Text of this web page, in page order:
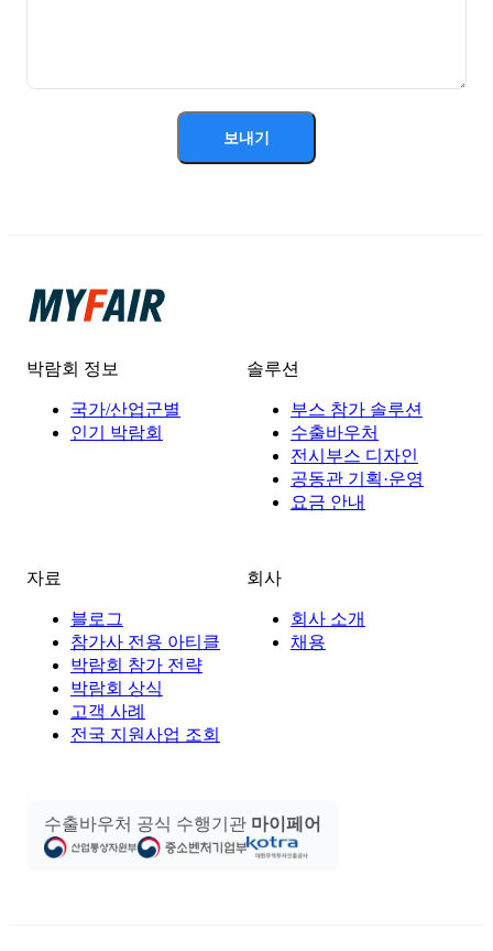
보내기
박람회 정보
국가/산업군별
인기 박람회
솔루션
부스 참가 솔루션
수출바우처
전시부스 디자인
공동관 기획·운영
요금 안내
자료
블로그
참가사 전용 아티클
박람회 참가 전략
박람회 상식
고객 사례
전국 지원사업 조회
회사
회사 소개
채용
수출바우처 공식 수행기관 마이페어